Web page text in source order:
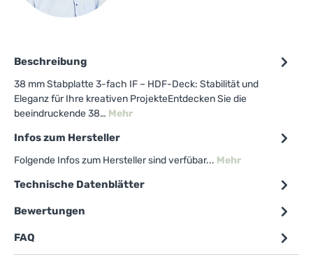
Beschreibung
38 mm Stabplatte 3-fach IF – HDF-Deck: Stabilität und
Eleganz für Ihre kreativen ProjekteEntdecken Sie die
beeindruckende 38… Mehr
Infos zum Hersteller
Folgende Infos zum Hersteller sind verfübar... Mehr
Technische Datenblätter
Bewertungen
FAQ